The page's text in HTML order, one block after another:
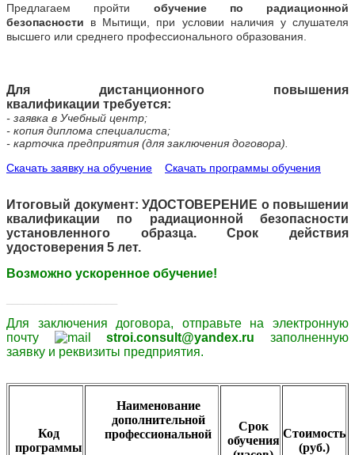
Предлагаем пройти
обучение по радиационной
безопасности в Мытищи , при условии наличия у слушателя
высшего или среднего профессионального образования.
Для дистанционного повышения
квалификации требуется:
- заявка в Учебный центр;
- копия диплома специалиста;
- карточка предприятия (для заключения договора).
Скачать заявку на обучение
Скачать программы обучения
Итоговый документ: УДОСТОВЕРЕНИЕ о повышении
квалификации по радиационной безопасности
установленного образца. Срок действия
удостоверения 5 лет.
Возможно ускоренное обучение!
Для заключения договора, отправьте на электронную
почту
stroi.consult@yandex.ruзаполненную
заявку и реквизиты предприятия.
Код
программы
Наименование
дополнительной
профессиональной
Срок
обучения
Стоимость
(руб.)